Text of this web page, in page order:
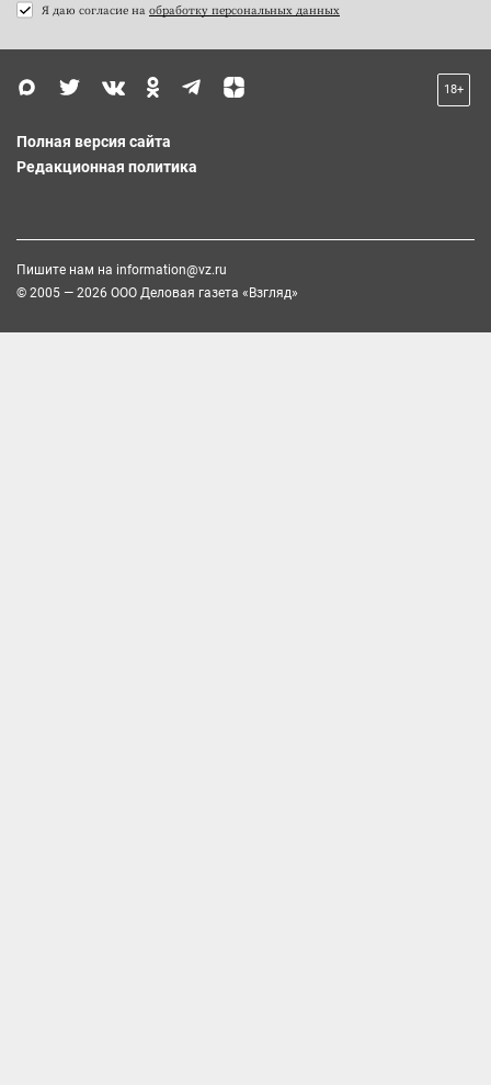
Я даю согласие на обработку персональных данных
18+
Полная версия сайта
Редакционная политика
Пишите нам на information@vz.ru
© 2005 — 2026 ООО Деловая газета «Взгляд»